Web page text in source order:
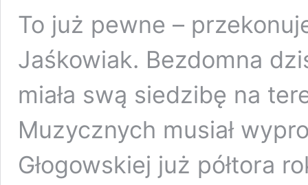
To już pewne –
Jaśkowiak. Bezdomna
miała swą siedzibę na
Muzycznych musiał
Głogowskiej już półtora